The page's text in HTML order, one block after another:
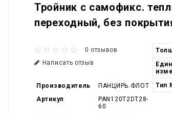
Тройник c самофикс.
переходный, без
0 отзывов
Написать отзыв
Производитель
ПАНЦИРЬ.ФЛОТ
Артикул
PAN120T2DT28-
60
Тип